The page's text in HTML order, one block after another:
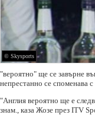
© Skysports
"вероятно" ще се завърне
непрестанно се споменава
"Англия вероятно ще е
знам., каза Жозе през ITV